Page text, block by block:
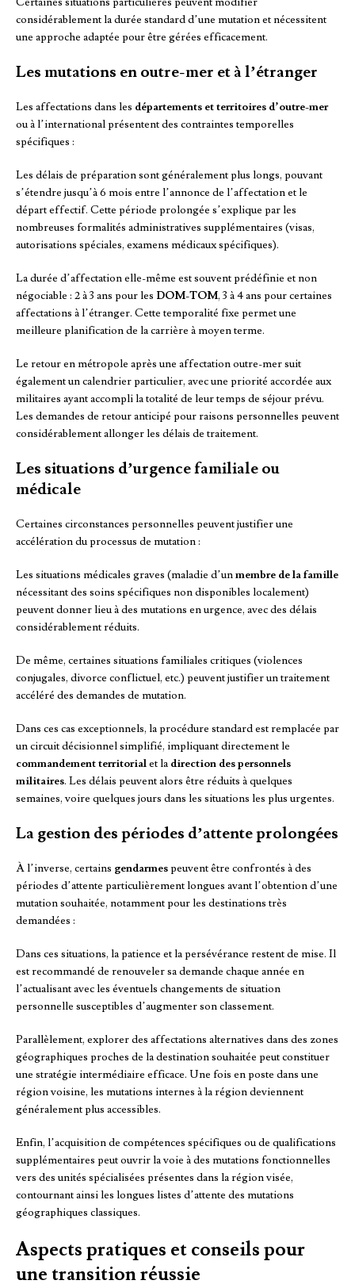
considérablement la durée standard d’une mutation et nécessitent
une approche adaptée pour être gérées efficacement.
Les mutations en outre-mer et à l’étranger
Les affectations dans les départements et territoires d’outre-mer
ou à l’international présentent des contraintes temporelles
spécifiques :
Les délais de préparation sont généralement plus longs, pouvant
s’étendre jusqu’à 6 mois entre l’annonce de l’affectation et le
départ effectif. Cette période prolongée s’explique par les
nombreuses formalités administratives supplémentaires (visas,
autorisations spéciales, examens médicaux spécifiques).
La durée d’affectation elle-même est souvent prédéfinie et non
négociable : 2 à 3 ans pour les DOM-TOM, 3 à 4 ans pour certaines
affectations à l’étranger. Cette temporalité fixe permet une
meilleure planification de la carrière à moyen terme.
Le retour en métropole après une affectation outre-mer suit
également un calendrier particulier, avec une priorité accordée aux
militaires ayant accompli la totalité de leur temps de séjour prévu.
Les demandes de retour anticipé pour raisons personnelles peuvent
considérablement allonger les délais de traitement.
Les situations d’urgence familiale ou
médicale
Certaines circonstances personnelles peuvent justifier une
accélération du processus de mutation :
Les situations médicales graves (maladie d’unmembre de la famille
nécessitant des soins spécifiques non disponibles localement)
peuvent donner lieu à des mutations en urgence, avec des délais
considérablement réduits.
De même, certaines situations familiales critiques (violences
conjugales, divorce conflictuel, etc.) peuvent justifier un traitement
accéléré des demandes de mutation.
Dans ces cas exceptionnels, la procédure standard est remplacée par
un circuit décisionnel simplifié, impliquant directement le
commandement territorialet la direction des personnels
militaires. Les délais peuvent alors être réduits à quelques
semaines, voire quelques jours dans les situations les plus urgentes.
La gestion des périodes d’attente prolongées
À l’inverse, certains gendarmespeuvent être confrontés à des
périodes d’attente particulièrement longues avant l’obtention d’une
mutation souhaitée, notamment pour les destinations très
demandées :
Dans ces situations, la patience et la persévérance restent de mise. Il
est recommandé de renouveler sa demande chaque année en
l’actualisant avec les éventuels changements de situation
personnelle susceptibles d’augmenter son classement.
Parallèlement, explorer des affectations alternatives dans des zones
géographiques proches de la destination souhaitée peut constituer
une stratégie intermédiaire efficace. Une fois en poste dans une
région voisine, les mutations internes à la région deviennent
généralement plus accessibles.
Enfin, l’acquisition de compétences spécifiques ou de qualifications
supplémentaires peut ouvrir la voie à des mutations fonctionnelles
vers des unités spécialisées présentes dans la région visée,
contournant ainsi les longues listes d’attente des mutations
géographiques classiques.
Aspects pratiques et conseils pour
une transition réussie